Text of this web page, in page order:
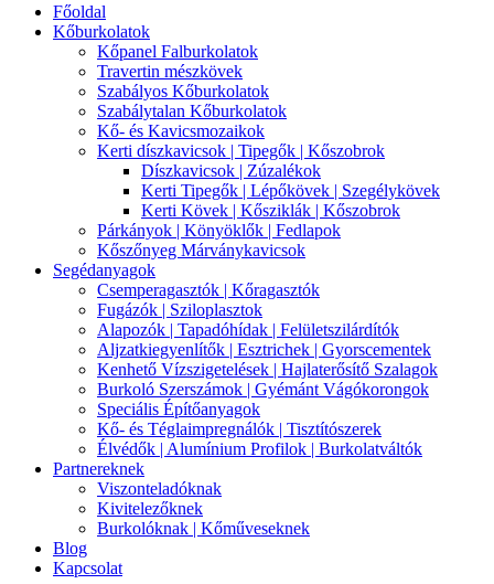
Főoldal
Kőburkolatok
Kőpanel Falburkolatok
Travertin mészkövek
Szabályos Kőburkolatok
Szabálytalan Kőburkolatok
Kő- és Kavicsmozaikok
Kerti díszkavicsok | Tipegők | Kőszobrok
Díszkavicsok | Zúzalékok
Kerti Tipegők | Lépőkövek | Szegélykövek
Kerti Kövek | Kősziklák | Kőszobrok
Párkányok | Könyöklők | Fedlapok
Kőszőnyeg Márványkavicsok
Segédanyagok
Csemperagasztók | Kőragasztók
Fugázók | Sziloplasztok
Alapozók | Tapadóhídak | Felületszilárdítók
Aljzatkiegyenlítők | Esztrichek | Gyorscementek
Kenhető Vízszigetelések | Hajlaterősítő Szalagok
Burkoló Szerszámok | Gyémánt Vágókorongok
Speciális Építőanyagok
Kő- és Téglaimpregnálók | Tisztítószerek
Élvédők | Alumínium Profilok | Burkolatváltók
Partnereknek
Viszonteladóknak
Kivitelezőknek
Burkolóknak | Kőműveseknek
Blog
Kapcsolat